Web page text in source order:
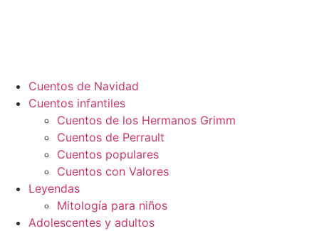
Cuentos de Navidad
Cuentos infantiles
Cuentos de los Hermanos Grimm
Cuentos de Perrault
Cuentos populares
Cuentos con Valores
Leyendas
Mitología para niños
Adolescentes y adultos